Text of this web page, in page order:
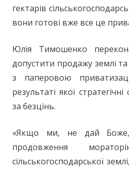
гектарів
вони готові вже все це
Юлія Тимошенко
допустити продажу землі
з паперовою
результаті якої
за безцінь.
«Якщо ми, не дай Боже,
продовження
сільськогосподарської